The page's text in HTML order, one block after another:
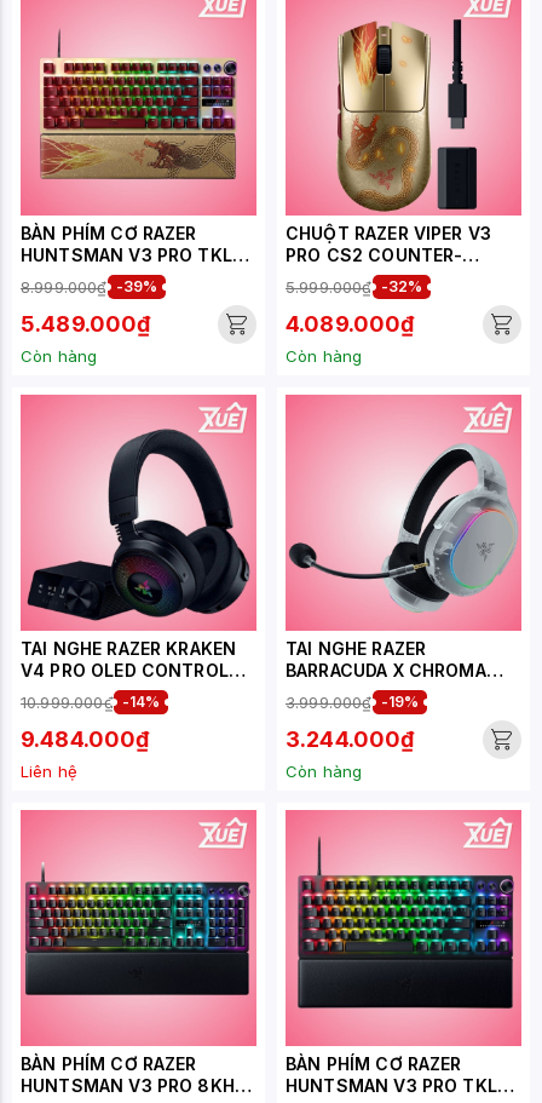
BÀN PHÍM CƠ RAZER
HUNTSMAN V3 PRO TKL
CS2 COUNTER-STRIKE 2
EDITION ANALOG OPTICAL
SWITCH
8.999.000₫ -39%
5.489.000₫
Còn hàng
CHUỘT RAZER VIPER V3
PRO CS2 COUNTER-
STRIKE 2 EDITION
5.999.000₫ -32%
4.089.000₫
Còn hàng
TAI NGHE RAZER KRAKEN
V4 PRO OLED CONTROL
10.999.000₫ -14%
9.484.000₫
Liên hệ
TAI NGHE RAZER
BARRACUDA X CHROMA
PHANTOM WHITE EDITION
RZ04-05220400-R3M1
3.999.000₫ -19%
3.244.000₫
Còn hàng
BÀN PHÍM CƠ RAZER
HUNTSMAN V3 PRO 8KHZ
BÀN PHÍM CƠ RAZER
HUNTSMAN V3 PRO TKL